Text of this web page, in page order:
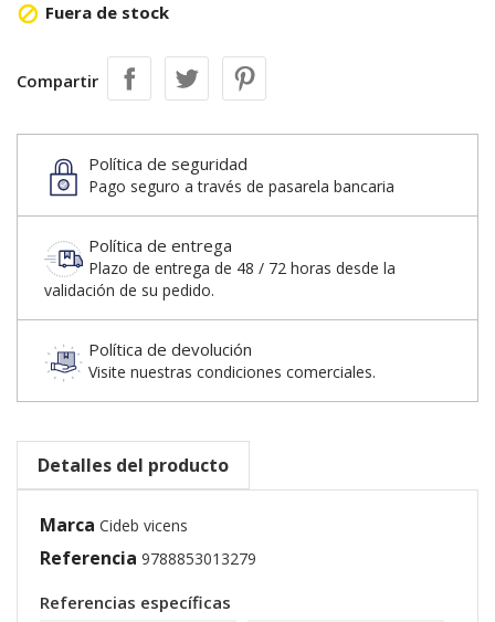
 Fuera de stock
Compartir
Política de seguridad
Pago seguro a través de pasarela bancaria
Política de entrega
Plazo de entrega de 48 / 72 horas desde la
validación de su pedido.
Política de devolución
Visite nuestras condiciones comerciales.
Detalles del producto
Marca Cideb vicens
Referencia 9788853013279
Referencias específicas